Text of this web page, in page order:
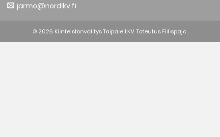
jarmo@nordlkv.fi
© 2026 Kiinteistönvälitys Taipale LKV. Toteutus Fiilispaja.